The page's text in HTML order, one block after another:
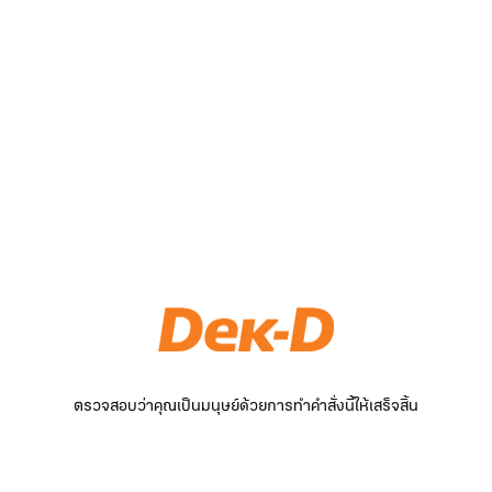
ตรวจสอบว่าคุณเป็นมนุษย์ด้วยการทำคำสั่งนี้ให้เสร็จสิ้น